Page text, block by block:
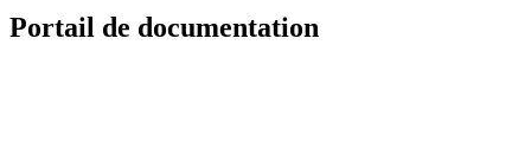
Portail de documentation